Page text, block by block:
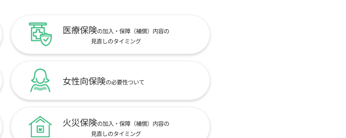
医療保険の加入・保障（補償）内容の
見直しのタイミング
女性向保険の必要性ついて
火災保険の加入・保障（補償）内容の
見直しのタイミング